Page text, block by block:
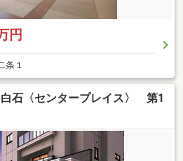
円
条１
石〈センタープレイス〉 第1